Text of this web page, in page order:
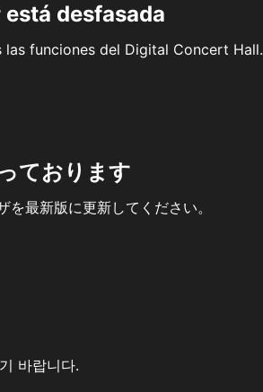
desfasada
funciones del Digital Concert Hall.
ております
最新版に更新してください。
바랍니다.